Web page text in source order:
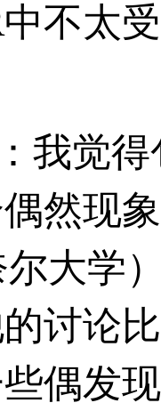
不太
我觉
然现
尔大学
讨论
偶发